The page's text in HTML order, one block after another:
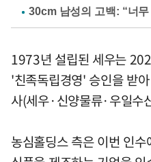
1973년 설립된 세우는
'친족독립경영' 승인을 받
사(세우·신양물류·우일수
농심홀딩스 측은 이번 인